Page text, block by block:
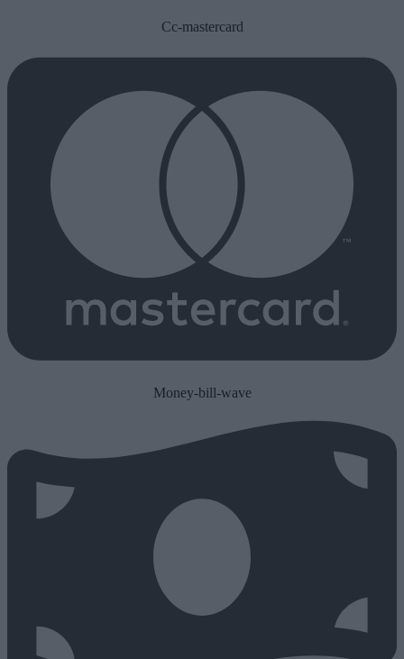
Cc-mastercard
Money-bill-wave